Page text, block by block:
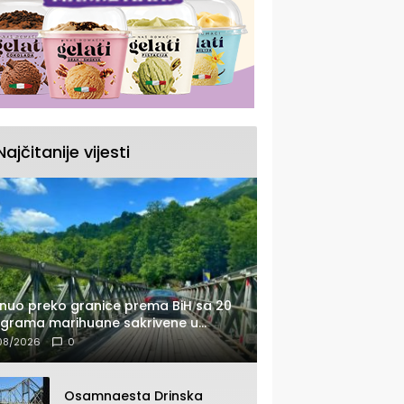
vijesti
preko granice prema BiH sa 20
marihuane sakrivene u
2026 0
Osamnaesta Drinska